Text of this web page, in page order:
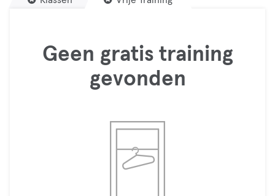
Geen gratis training
gevonden